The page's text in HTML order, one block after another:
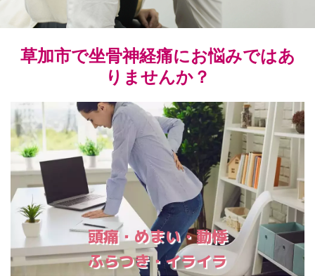
草加市で坐骨神経痛にお悩みではあ
りませんか？
頭痛・めまい・動悸
ふらつき・イライラ